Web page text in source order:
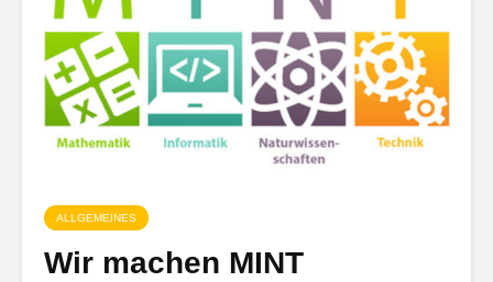
ALLGEMEINES
Wir machen MINT